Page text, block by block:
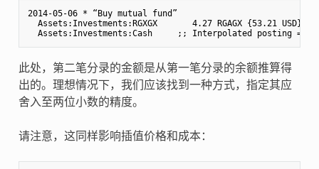
2014-05-06 * “Buy mutual fund”
  Assets:Investments:RGXGX       4.27 RGAGX {53.21 USD}
此处，第二笔分录的金额是从第一笔分录的余额推算得
出的。理想情况下，我们应该找到一种方式，指定其应
舍入至两位小数的精度。
请注意，这同样影响插值价格和成本：